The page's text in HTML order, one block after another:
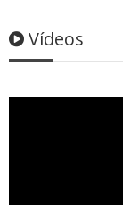
Vídeos